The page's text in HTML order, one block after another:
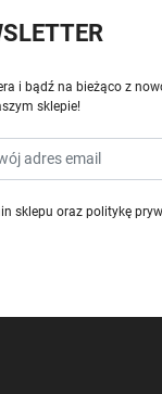
i bądź na bieżąco z
sklepie!
sklepu oraz politykę